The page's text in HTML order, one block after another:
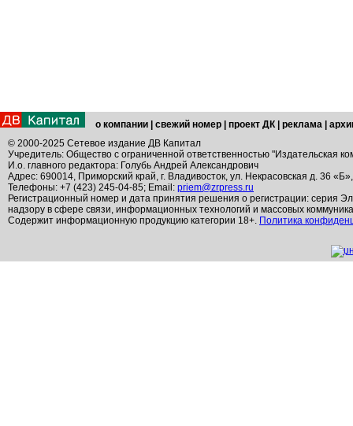
о компании свежий номер проект ДК реклама
© 2000-2025 Сетевое издание ДВ Капитал
Учредитель: Общество с ограниченной ответственностью "Издательская
И.о. главного редактора: Голубь Андрей Александрович
Адрес: 690014, Приморский край, г. Владивосток, ул. Некрасовская д. 36
Телефоны: +7 (423) 245-04-85; Email: priem@zrpress.ru
Регистрационный номер и дата принятия решения о регистрации: серия
надзору в сфере связи, информационных технологий и массовых
Содержит информационную продукцию категории 18+. Политика